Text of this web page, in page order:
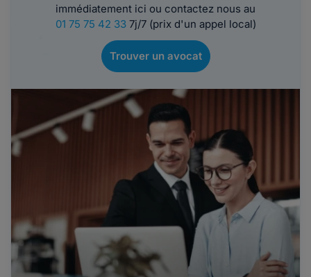
immédiatement ici ou contactez nous au
01 75 75 42 337j/7 (prix d'un appel local)
Trouver un avocat